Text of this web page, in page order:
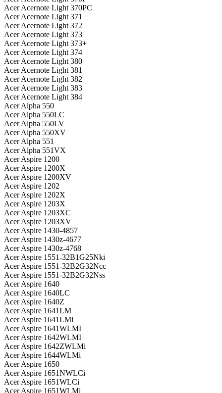
Acer Acernote Light 370PC
Acer Acernote Light 371
Acer Acernote Light 372
Acer Acernote Light 373
Acer Acernote Light 373+
Acer Acernote Light 374
Acer Acernote Light 380
Acer Acernote Light 381
Acer Acernote Light 382
Acer Acernote Light 383
Acer Acernote Light 384
Acer Alpha 550
Acer Alpha 550LC
Acer Alpha 550LV
Acer Alpha 550XV
Acer Alpha 551
Acer Alpha 551VX
Acer Aspire 1200
Acer Aspire 1200X
Acer Aspire 1200XV
Acer Aspire 1202
Acer Aspire 1202X
Acer Aspire 1203X
Acer Aspire 1203XC
Acer Aspire 1203XV
Acer Aspire 1430-4857
Acer Aspire 1430z-4677
Acer Aspire 1430z-4768
Acer Aspire 1551-32B1G25Nki
Acer Aspire 1551-32B2G32Ncc
Acer Aspire 1551-32B2G32Nss
Acer Aspire 1640
Acer Aspire 1640LC
Acer Aspire 1640Z
Acer Aspire 1641LM
Acer Aspire 1641LMi
Acer Aspire 1641WLMI
Acer Aspire 1642WLMI
Acer Aspire 1642ZWLMi
Acer Aspire 1644WLMi
Acer Aspire 1650
Acer Aspire 1651NWLCi
Acer Aspire 1651WLCi
Acer Aspire 1651WLMi